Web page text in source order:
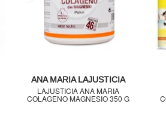
ANA MARIA LAJUSTICIA
LAJUSTICIA ANA MARIA
COLAGENO MAGNESIO 350 G